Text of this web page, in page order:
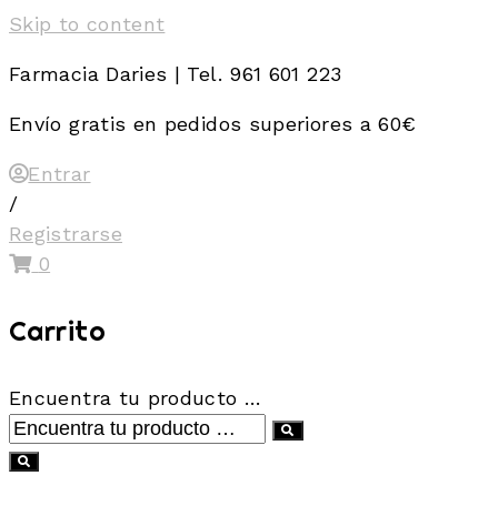
Skip to content
Farmacia Daries | Tel. 961 601 223
Envío gratis en pedidos superiores a 60€
Entrar
/
Registrarse
0
Carrito
Encuentra tu producto …